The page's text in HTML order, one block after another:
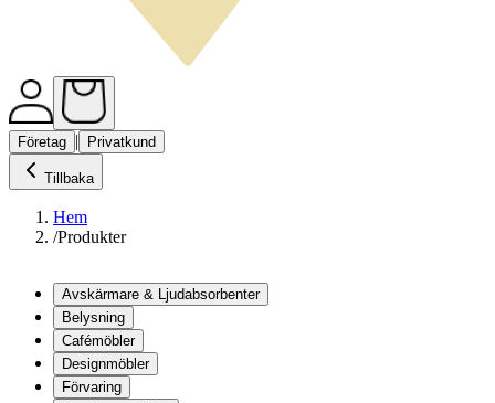
Företag | Privatkund
Tillbaka
Hem
/Produkter
Avskärmare & Ljudabsorbenter
Belysning
Cafémöbler
Designmöbler
Förvaring